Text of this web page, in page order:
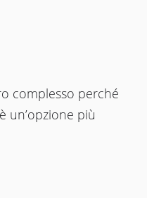
complesso perché
un’opzione più